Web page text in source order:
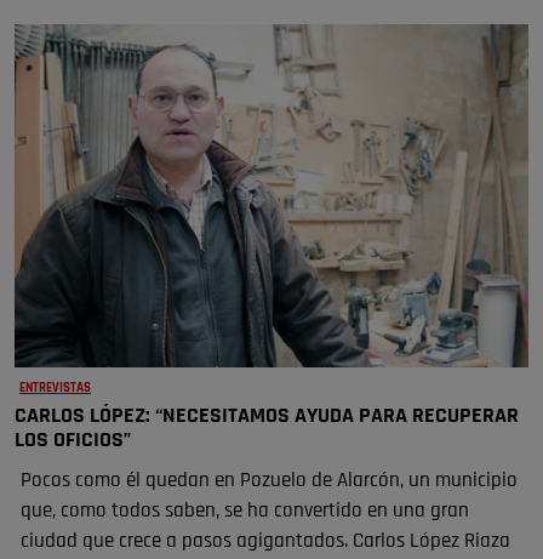
ENTREVISTAS
CARLOS LÓPEZ: “NECESITAMOS AYUDA PARA RECUPERAR
LOS OFICIOS”
Pocos como él quedan en Pozuelo de Alarcón, un municipio
que, como todos saben, se ha convertido en una gran
ciudad que crece a pasos agigantados. Carlos López Riaza